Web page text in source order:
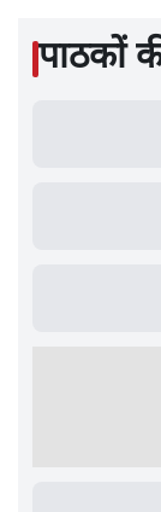
राम मंदिर
मामला: पूर्व
अरुण कुमार
पत्रकारिता की।
तक प्रोफेसर ऑफ